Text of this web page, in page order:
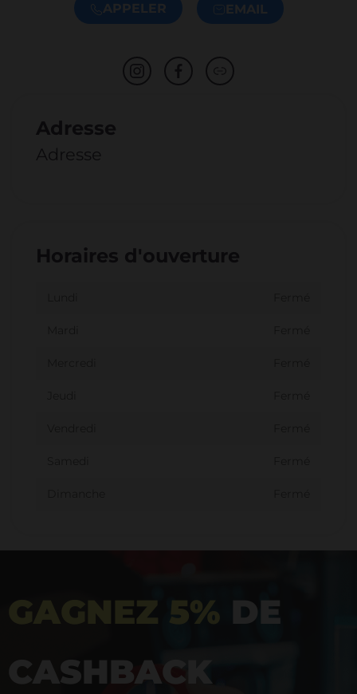
APPELER EMAIL
Adresse
Adresse
Horaires d'ouverture
GAGNEZ 5% DE
CASHBACK